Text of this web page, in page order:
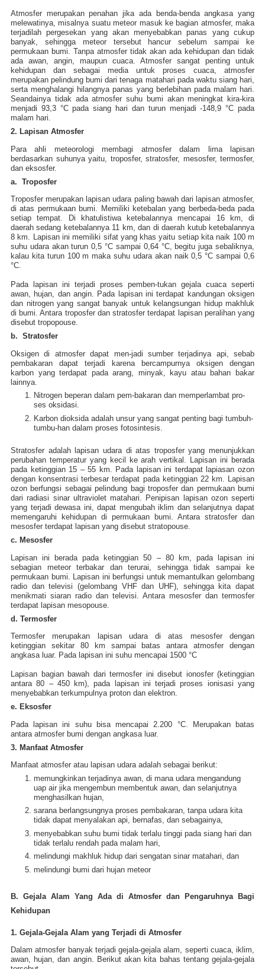
Atmosfer merupakan penahan jika ada benda-benda angkasa yang
melewatinya, misalnya suatu meteor masuk ke bagian atmosfer, maka
terjadilah pergesekan yang akan menyebabkan panas yang cukup
banyak, sehingga meteor tersebut hancur sebelum sampai ke
permukaan bumi. Tanpa atmosfer tidak akan ada kehidupan dan tidak
ada awan, angin, maupun cuaca. Atmosfer sangat penting untuk
kehidupan dan sebagai media untuk proses cuaca, atmosfer
merupakan pelindung bumi dari tenaga matahari pada waktu siang hari,
serta menghalangi hilangnya panas yang berlebihan pada malam hari.
Seandainya tidak ada atmosfer suhu bumi akan meningkat kira-kira
menjadi 93,3 °C pada siang hari dan turun menjadi -148,9 °C pada
malam hari.
2. Lapisan Atmosfer
Para ahli meteorologi membagi atmosfer dalam lima lapisan
berdasarkan suhunya yaitu, troposfer, stratosfer, mesosfer, termosfer,
dan eksosfer.
a. Troposfer
Troposfer merupakan lapisan udara paling bawah dari lapisan atmosfer,
di atas permukaan bumi. Memiliki ketebalan yang berbeda-beda pada
setiap tempat. Di khatulistiwa ketebalannya mencapai 16 km, di
daerah sedang ketebalannya 11 km, dan di daerah kutub ketebalannya
8 km. Lapisan ini memiliki sifat yang khas yaitu setiap kita naik 100 m
suhu udara akan turun 0,5 °C sampai 0,64 °C, begitu juga sebaliknya,
kalau kita turun 100 m maka suhu udara akan naik 0,5 °C sampai 0,6
°C.
Pada lapisan ini terjadi proses pemben-tukan gejala cuaca seperti
awan, hujan, dan angin. Pada lapisan ini terdapat kandungan oksigen
dan nitrogen yang sangat banyak untuk kelangsungan hidup makhluk
di bumi. Antara troposfer dan stratosfer terdapat lapisan peralihan yang
disebut tropopouse.
b. Stratosfer
Oksigen di atmosfer dapat men-jadi sumber terjadinya api, sebab
pembakaran dapat terjadi karena bercampurnya oksigen dengan
karbon yang terdapat pada arang, minyak, kayu atau bahan bakar
lainnya.
Nitrogen beperan dalam pem-bakaran dan memperlambat pro-
ses oksidasi.
Karbon dioksida adalah unsur yang sangat penting bagi tumbuh-
tumbu-han dalam proses fotosintesis.
Stratosfer adalah lapisan udara di atas troposfer yang menunjukkan
perubahan temperatur yang kecil ke arah vertikal. Lapisan ini berada
pada ketinggian 15 – 55 km. Pada lapisan ini terdapat lapiasan ozon
dengan konsentrasi terbesar terdapat pada ketinggian 22 km. Lapisan
ozon berfungsi sebagai pelindung bagi troposfer dan permukaan bumi
dari radiasi sinar ultraviolet matahari. Penipisan lapisan ozon seperti
yang terjadi dewasa ini, dapat mengubah iklim dan selanjutnya dapat
memengaruhi kehidupan di permukaan bumi. Antara stratosfer dan
mesosfer terdapat lapisan yang disebut stratopouse.
c. Mesosfer
Lapisan ini berada pada ketinggian 50 – 80 km, pada lapisan ini
sebagian meteor terbakar dan terurai, sehingga tidak sampai ke
permukaan bumi. Lapisan ini berfungsi untuk memantulkan gelombang
radio dan televisi (gelombang VHF dan UHF), sehingga kita dapat
menikmati siaran radio dan televisi. Antara mesosfer dan termosfer
terdapat lapisan mesopouse.
d. Termosfer
Termosfer merupakan lapisan udara di atas mesosfer dengan
ketinggian sekitar 80 km sampai batas antara atmosfer dengan
angkasa luar. Pada lapisan ini suhu mencapai 1500 °C
Lapisan bagian bawah dari termosfer ini disebut ionosfer (ketinggian
antara 80 – 450 km), pada lapisan ini terjadi proses ionisasi yang
menyebabkan terkumpulnya proton dan elektron.
e. Eksosfer
Pada lapisan ini suhu bisa mencapai 2.200 °C. Merupakan batas
antara atmosfer bumi dengan angkasa luar.
3. Manfaat Atmosfer
Manfaat atmosfer atau lapisan udara adalah sebagai berikut:
memungkinkan terjadinya awan, di mana udara mengandung
uap air jika mengembun membentuk awan, dan selanjutnya
menghasilkan hujan,
sarana berlangsungnya proses pembakaran, tanpa udara kita
tidak dapat menyalakan api, bernafas, dan sebagainya,
menyebabkan suhu bumi tidak terlalu tinggi pada siang hari dan
tidak terlalu rendah pada malam hari,
melindungi makhluk hidup dari sengatan sinar matahari, dan
melindungi bumi dari hujan meteor
B. Gejala Alam Yang Ada di Atmosfer dan Pengaruhnya Bagi
Kehidupan
1. Gejala-Gejala Alam yang Terjadi di Atmosfer
Dalam atmosfer banyak terjadi gejala-gejala alam, seperti cuaca, iklim,
awan, hujan, dan angin. Berikut akan kita bahas tentang gejala-gejala